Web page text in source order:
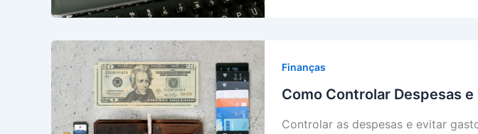
Finanças
Como Controlar Despesas
Controlar as despesas e evitar